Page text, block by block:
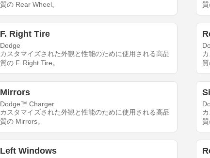
質の Rear Wheel。
F. Right Tire
Dodge
カスタマイズされた外観と性能のために使用される高品
質の F. Right Tire。
Mirrors
Dodge™ Charger
カスタマイズされた外観と性能のために使用される高品
質の Mirrors。
Left Windows